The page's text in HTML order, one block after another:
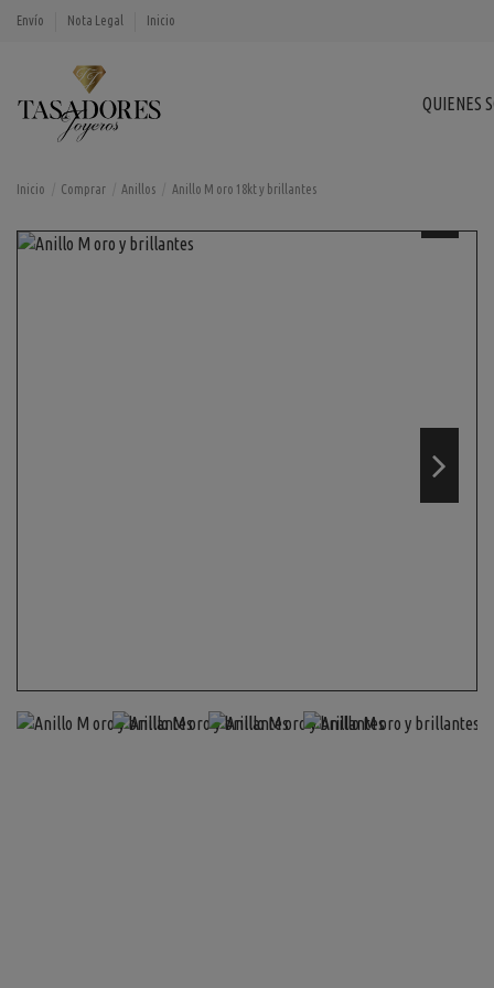
Envío Nota Legal Inicio
QUIENES
Inicio Comprar Anillos Anillo M oro 18kt y brillantes